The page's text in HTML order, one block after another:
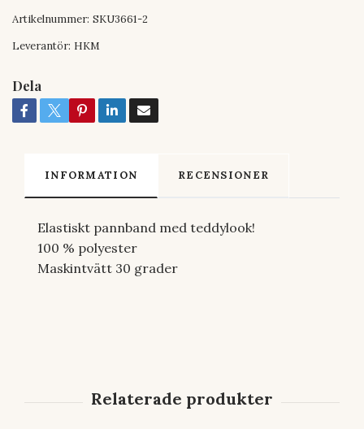
Artikelnummer: SKU3661-2
Leverantör: HKM
Dela
INFORMATION RECENSIONER
Elastiskt pannband med teddylook!
100 % polyester
Maskintvätt 30 grader